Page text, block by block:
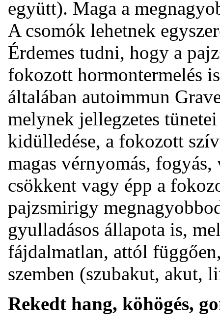
együtt). Maga a
A csomók lehetnek
Érdemes tudni, hogy a
fokozott hormontermelés
általában autoimmun
melynek jellegzetes
kidülledése, a fokozott
magas vérnyomás,
csökkent vagy épp a
pajzsmirigy
gyulladásos állapota is,
fájdalmatlan, attól
szemben (szubakut, akut,
Rekedt hang, köhögés,